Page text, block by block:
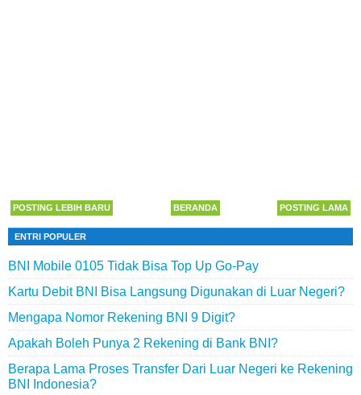
POSTING LEBIH BARU POSTING LAMA
BERANDA
ENTRI POPULER
BNI Mobile 0105 Tidak Bisa Top Up Go-Pay
Kartu Debit BNI Bisa Langsung Digunakan di Luar Negeri?
Mengapa Nomor Rekening BNI 9 Digit?
Apakah Boleh Punya 2 Rekening di Bank BNI?
Berapa Lama Proses Transfer Dari Luar Negeri ke Rekening
BNI Indonesia?